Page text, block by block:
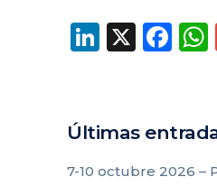
X
Últimas
7-10 octubre 2026 –